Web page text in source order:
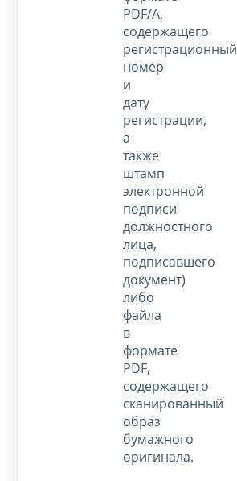
PDF/A,
содержащего
регистрационный
номер
и
дату
регистрации,
а
также
штамп
электронной
подписи
должностного
лица,
подписавшего
документ)
либо
файла
в
формате
PDF,
содержащего
сканированный
образ
бумажного
оригинала.